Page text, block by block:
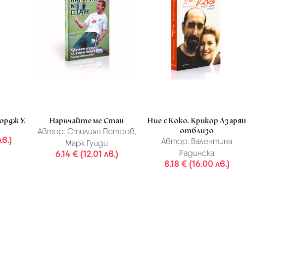
У.
Наричайте ме Стан
Автор: Стилиян Петров,
Марк Гуиди
6.14 € (12.01 лв.)
Ние с Коко. Крикор Азарян
отблизо
Автор: Валентина
Радинска
8.18 € (16.00 лв.)